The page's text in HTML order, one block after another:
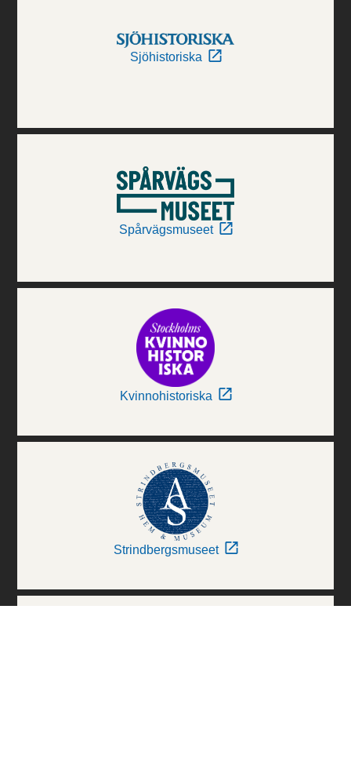
Sjöhistoriska
Spårvägsmuseet
Kvinnohistoriska
Strindbergsmuseet